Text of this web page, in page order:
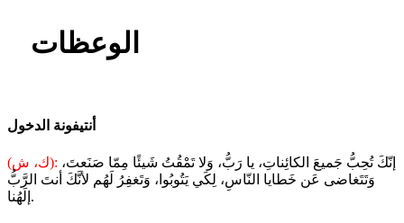
الوعظات
أنتيفونة الدخول
(ك، ش):
وَتَتَغاضى عَن خَطايا النّاسِ، لِكَي يَتُوبُوا، وَتَغفِرُ لَهُم لأنَّكَ أنتَ الرَّبُّ
إلَهُنا.